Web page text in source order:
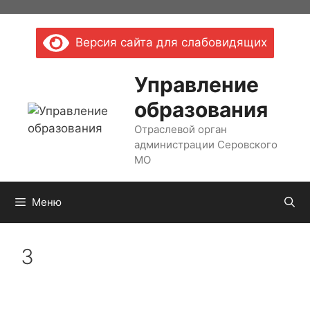
содержимомуВерсия сайта для слабовидящих
Управление
образования
Отраслевой орган
администрации Серовского
МО
Меню
3